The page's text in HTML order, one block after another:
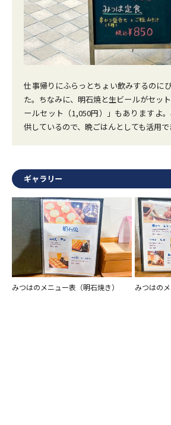
仕事帰りにふらっとちょい飲みするのに
た。ちなみに、明石焼と生ビールがセッ
ールセット（1,050円）」もありますよ
供しているので、晩ごはんとしても活用で
ギャラリー
みつはのメニュー表（明石焼き） みつはの